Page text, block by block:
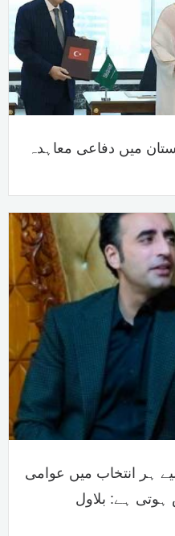
میں دفاعی معاہدہ
ہر انتخاب میں عوامی
ہے: بلاول